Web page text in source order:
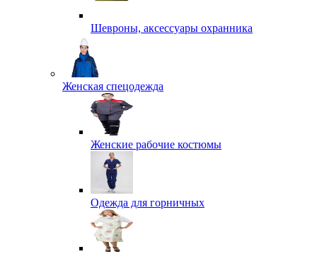
Шевроны, аксессуары охранника
Женская спецодежда
Женские рабочие костюмы
Одежда для горничных